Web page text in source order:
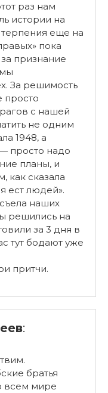
раз нам
истории на
еще на
пока
признание
За решимость
просто
с нашей
не одним
1948, а
просто надо
планы, и
как сказала
ест людей».
наших
решились на
за 3 дня в
тут бодают уже
притчи.
:
братья
всем мире